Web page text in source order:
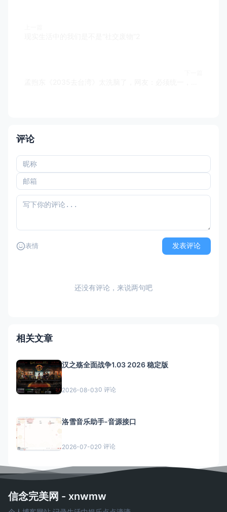
评论
表情 发表评论
还没有评论，来说两句吧
相关文章
汉之殇全面战争1.03 2026 稳定版
2026-08-030 评论
洛雪音乐助手-音源接口
2026-07-020 评论
信念完美网 - xnwmw